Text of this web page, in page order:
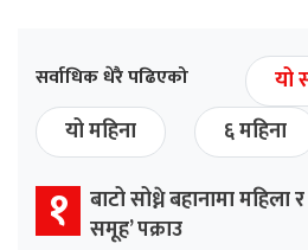
सर्वाधिक धेरै पढिएको
यो
यो महिना
६ महिना
१ बाटो सोध्ने बहानामा महिला
समूह’ पक्राउ